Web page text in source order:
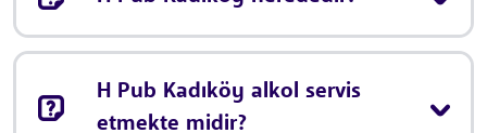
H Pub Kadıköy alkol servis
etmekte midir?